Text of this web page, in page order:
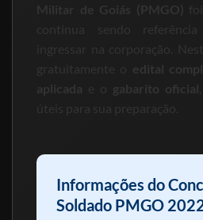
Militar de Goiás (PMGO)
continua sendo
ingressar na corporação.
gratuitamente o edital
aplicada e o gabarito oficial
úteis para sua preparação.
Informações do
Soldado PMGO